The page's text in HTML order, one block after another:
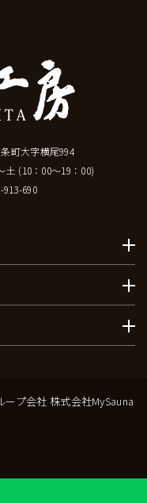
町大字横尾994
土 (10：00～19：00)
913-690
ープ会社 株式会社MySauna